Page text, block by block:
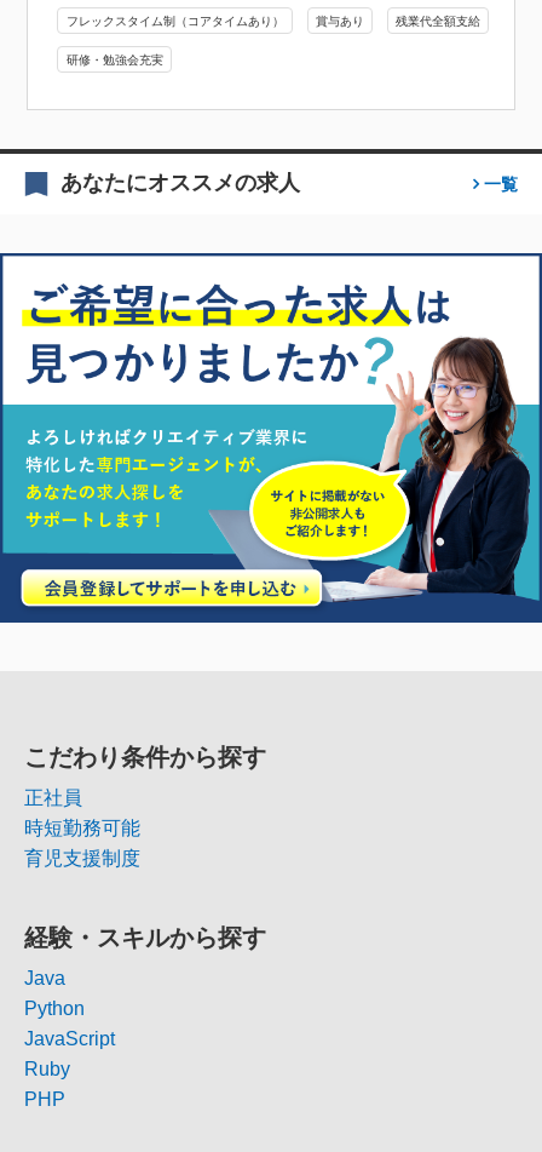
フレックスタイム制（コアタイムあり） 賞与あり 残業代全額支給
研修・勉強会充実
あなたにオススメの求人 一覧
こだわり条件から探す
正社員
時短勤務可能
育児支援制度
経験・スキルから探す
Java
Python
JavaScript
Ruby
PHP